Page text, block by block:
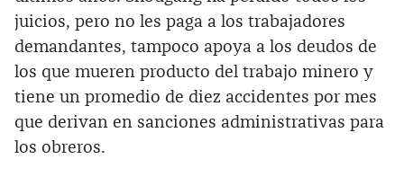
juicios, pero no les paga a los trabajadores
demandantes, tampoco apoya a los deudos de
los que mueren producto del trabajo minero y
tiene un promedio de diez accidentes por mes
que derivan en sanciones administrativas para
los obreros.